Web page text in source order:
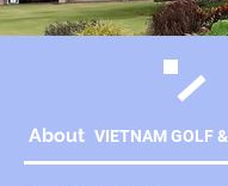
About VIETNAM GOLF